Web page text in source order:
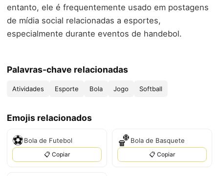
entanto, ele é frequentemente usado em postagens
de mídia social relacionadas a esportes,
especialmente durante eventos de handebol.
Palavras-chave relacionadas
Atividades Esporte Bola Jogo Softball
Emojis relacionados
⚽Bola de Futebol
📋 Copiar
🏀 Bola de Basquete
📋 Copiar